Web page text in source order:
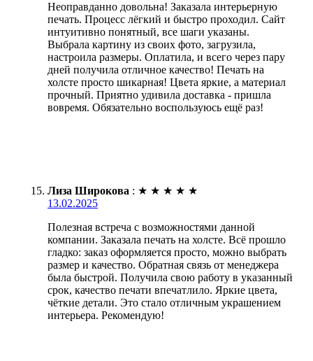
Неоправданно довольна! Заказала интерьерную
печать. Процесс лёгкий и быстро проходил. Сайт
интуитивно понятный, все шаги указаны.
Выбрала картину из своих фото, загрузила,
настроила размеры. Оплатила, и всего через пару
дней получила отличное качество! Печать на
холсте просто шикарная! Цвета яркие, а материал
прочный. Приятно удивила доставка - пришла
вовремя. Обязательно воспользуюсь ещё раз!
Лиза Широкова : ★ ★ ★ ★ ★
13.02.2025
Полезная встреча с возможностями данной
компании. Заказала печать на холсте. Всё прошло
гладко: заказ оформляется просто, можно выбрать
размер и качество. Обратная связь от менеджера
была быстрой. Получила свою работу в указанный
срок, качество печати впечатлило. Яркие цвета,
чёткие детали. Это стало отличным украшением
интерьера. Рекомендую!